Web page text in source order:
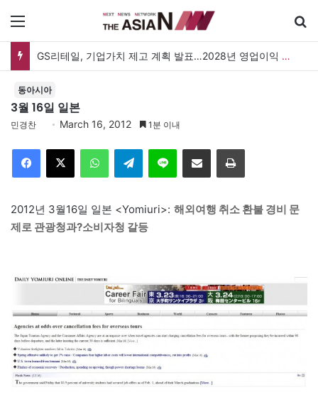
GS리테일, 기업가치 제고 계획 발표…2028년 영업이익 3,800억 원 목표
동아시아
3월 16일 일본
민경찬 March 16, 2012 1분 이내
Telegram 이메일
2012년 3월16일 일본 <Yomiuri>: 해외여행 취소 환불 경비 문
제로 관광청과?소비자청 갈등